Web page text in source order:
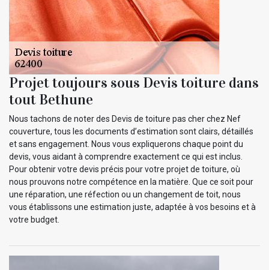
Projet toujours sous Devis toiture dans
tout Bethune
Nous tachons de noter des Devis de toiture pas cher chez Nef
couverture, tous les documents d’estimation sont clairs, détaillés
et sans engagement. Nous vous expliquerons chaque point du
devis, vous aidant à comprendre exactement ce qui est inclus.
Pour obtenir votre devis précis pour votre projet de toiture, où
nous prouvons notre compétence en la matière. Que ce soit pour
une réparation, une réfection ou un changement de toit, nous
vous établissons une estimation juste, adaptée à vos besoins et à
votre budget.